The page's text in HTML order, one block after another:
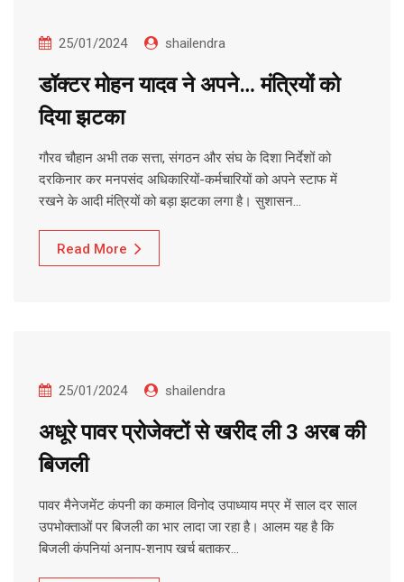
25/01/2024 shailendra
डॉक्टर मोहन यादव ने अपने… मंत्रियों को
दिया झटका
गौरव चौहान अभी तक सत्ता, संगठन और संघ के दिशा निर्देशों को
दरकिनार कर मनपसंद अधिकारियों-कर्मचारियों को अपने स्टाफ में
रखने के आदी मंत्रियों को बड़ा झटका लगा है। सुशासन…
Read More
25/01/2024 shailendra
अधूरे पावर प्रोजेक्टों से खरीद ली 3 अरब की
बिजली
पावर मैनेजमेंट कंपनी का कमाल विनोद उपाध्याय मप्र में साल दर साल
उपभोक्ताओं पर बिजली का भार लादा जा रहा है। आलम यह है कि
बिजली कंपनियां अनाप-शनाप खर्च बताकर…